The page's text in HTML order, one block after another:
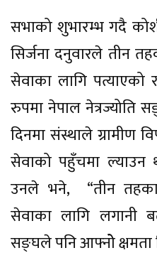
सभाको शुभारम्भ गदै
सिर्जना दनुवारले तीन
सेवाका लागि पत्याएको
रुपमा नेपाल नेत्रज्योति
दिनमा संस्थाले ग्रामीण
सेवाको पहुँचमा ल्याउन
उनले भने, “तीन
सेवाका लागि लगानी
सङ्घले पनि आफ्नोे क्षमता